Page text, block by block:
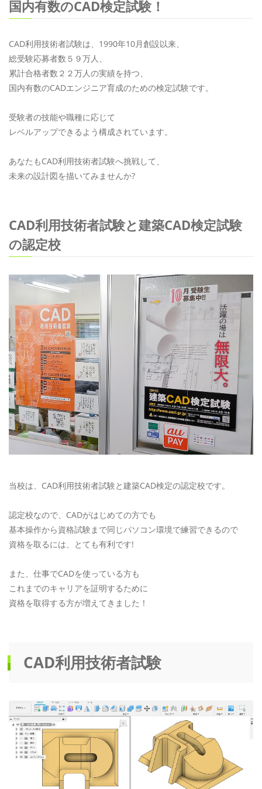
国内有数のCAD検定試験！
CAD利用技術者試験は、1990年10月創設以来、
総受験応募者数５９万人、
累計合格者数２２万人の実績を持つ、
国内有数のCADエンジニア育成のための検定試験です。
受験者の技能や職種に応じて
レベルアップできるよう構成されています。
あなたもCAD利用技術者試験へ挑戦して、
未来の設計図を描いてみませんか?
CAD利用技術者試験と建築CAD検定試験
の認定校
当校は、CAD利用技術者試験と建築CAD検定の認定校です。
認定校なので、CADがはじめての方でも
基本操作から資格試験まで同じパソコン環境で練習できるので
資格を取るには、とても有利です!
また、仕事でCADを使っている方も
これまでのキャリアを証明するために
資格を取得する方が増えてきました！
CAD利用技術者試験